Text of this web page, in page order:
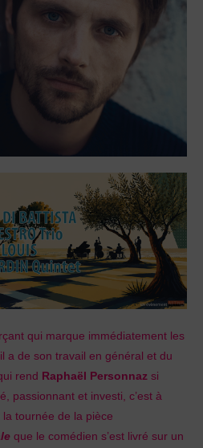
qui marque immédiatement les
a de son travail en général et du
rend Raphaël Personnaz si
passionnant et investi, c’est à
la tournée de la pièce
que le comédien s’est livré sur un